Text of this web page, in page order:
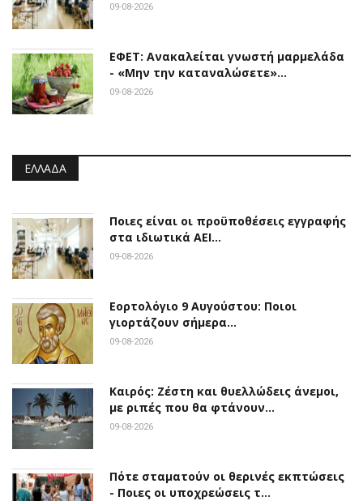
09-08-2026
ΕΦΕΤ: Ανακαλείται γνωστή μαρμελάδα
- «Μην την καταναλώσετε»…
09-08-2026
ΕΛΛΆΔΑ
Ποιες είναι οι προϋποθέσεις εγγραφής
στα ιδιωτικά ΑΕΙ…
09-08-2026
Εορτολόγιο 9 Αυγούστου: Ποιοι
γιορτάζουν σήμερα…
09-08-2026
Καιρός: Ζέστη και θυελλώδεις άνεμοι,
με ριπές που θα φτάνουν…
09-08-2026
Πότε σταματούν οι θερινές εκπτώσεις
- Ποιες οι υποχρεώσεις τ…